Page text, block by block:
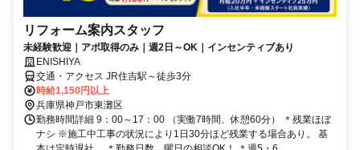
リフォーム案内スタッフ
未経験歓迎｜アポ取得のみ｜週2日～OK｜インセンティブあり
ENISHIYA
交通・アクセス JR住吉駅～徒歩3分
時給1,150円以上
兵庫県神戸市東灘区
勤務時間詳細 9：00～17：00 （実働7時間、休憩60分） ＊残業ほぼ
ナシ ※施工中工事の状況により1日30分ほど残業する場合あり。 基